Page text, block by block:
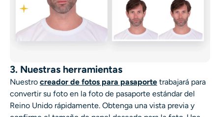
3. Nuestras herramientas
Nuestro creador de fotos para pasaporte trabajará para
convertir su foto en la foto de pasaporte estándar del
Reino Unido rápidamente. Obtenga una vista previa y